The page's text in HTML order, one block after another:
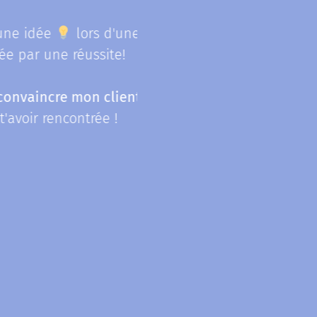
lors d'une
une réussite!
mon clientsur
rencontrée !